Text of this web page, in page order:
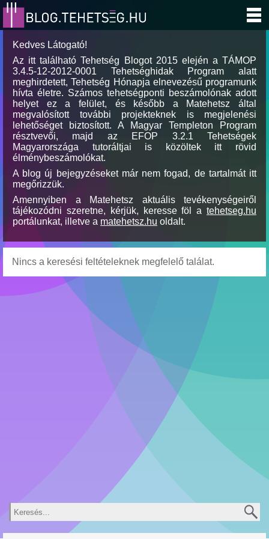
Kedves Látogató!
Az itt található Tehetség Blogot 2015 elején a TÁMOP
3.4.5-12-2012-0001 Tehetséghidak Program alatt
meghirdetett, Tehetség Hónapja elnevezésű programunk
hívta életre. Számos tehetségponti beszámolónak adott
helyet ez a felület, és később a Matehetsz által
megvalósított további projekteknek is megjelenési
lehetőséget biztosított. A Magyar Templeton Program
résztvevői, majd az EFOP 3.2.1 Tehetségek
Magyarországa tutoráltjai is közöltek itt rövid
élménybeszámolókat.
A blog új bejegyzéseket már nem fogad, de tartalmát itt
megőrizzük.
Amennyiben a Matehetsz aktuális tevékenységeiről
tájékozódni szeretne, kérjük, keresse föl a tehetseg.hu
portálunkat, illetve a matehetsz.hu oldalt.
Nincs a keresési feltételeknek megfelelő találat.
Keresés